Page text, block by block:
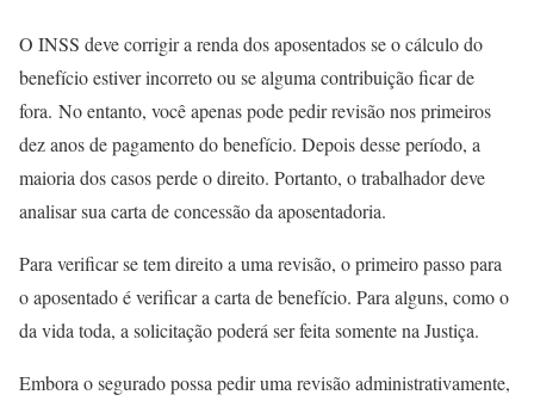
O INSS deve corrigir a renda dos aposentados se o cálculo do
benefício estiver incorreto ou se alguma contribuição ficar de
fora. No entanto, você apenas pode pedir revisão nos primeiros
dez anos de pagamento do benefício. Depois desse período, a
maioria dos casos perde o direito. Portanto, o trabalhador deve
analisar sua carta de concessão da aposentadoria.
Para verificar se tem direito a uma revisão, o primeiro passo para
o aposentado é verificar a carta de benefício. Para alguns, como o
da vida toda, a solicitação poderá ser feita somente na Justiça.
Embora o segurado possa pedir uma revisão administrativamente,